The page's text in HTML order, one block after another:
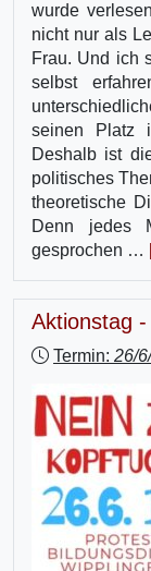
wurde
nicht nur als
Frau. Und ich
selbst
seinen Platz
Deshalb ist
politisches
theoretische
Denn jedes
gesprochen …
Aktionstag
Termin: 26/